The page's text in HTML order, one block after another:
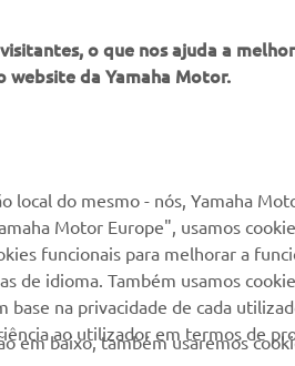
Yamaha Music
Yamaha Racing
Yamaha Motor Global
Aplicações móveis
o que nos ajuda a
website da Yamaha Motor.
do mesmo - nós, Yamaha
Motor Europe", usamos
funcionais para melhorar a
de idioma. Também usamos
na privacidade de cada
ao utilizador em termos de
em baixo, também usaremos